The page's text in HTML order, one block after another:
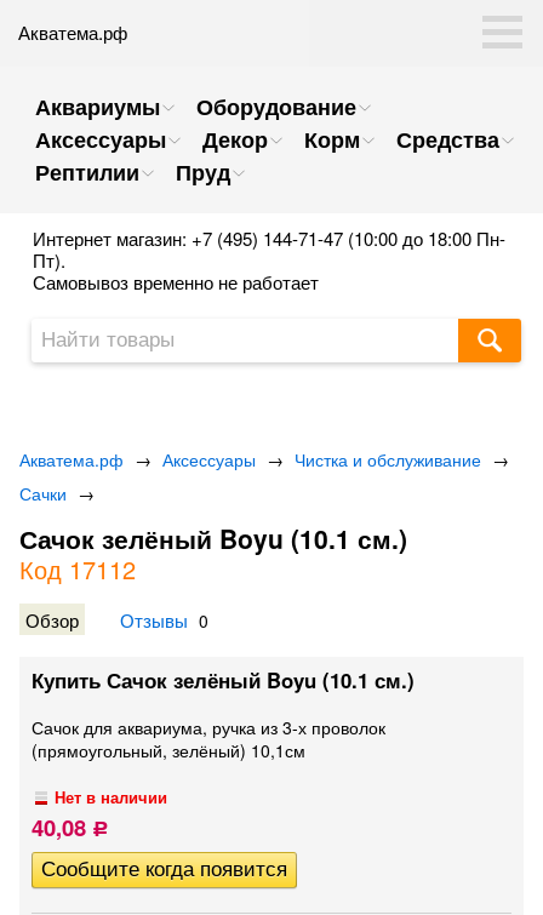
Акватема.рф
Аквариумы
Оборудование
Аксессуары
Декор Корм
Средства
Рептилии
Пруд
Интернет магазин: +7 (495) 144-71-47 (10:00 до 18:00 Пн-
Пт).
Самовывоз временно не работает
Акватема.рф → Аксессуары → Чистка и обслуживание →
Сачки →
Сачок зелёный Boyu (10.1 см.)
Код 17112
Обзор Отзывы 0
Купить Сачок зелёный Boyu (10.1 см.)
Сачок для аквариума, ручка из 3-х проволок
(прямоугольный, зелёный) 10,1см
Нет в наличии
40,08 Р